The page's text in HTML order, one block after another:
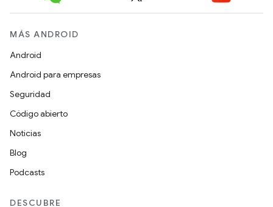
MÁS ANDROID
Android
Android para empresas
Seguridad
Código abierto
Noticias
Blog
Podcasts
DESCUBRE